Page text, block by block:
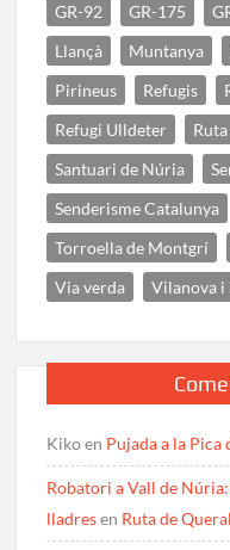
GR-92
GR-175
Llançà
Muntanya
Pirineus
Refugis
Refugi Ulldeter
Santuari de Núria
Senderisme Catalunya
Torroella de Montgrí
Via verda
Vilanova i
Kikoen Pujada a la Pica
Robatori a Vall de
lladresen Ruta de